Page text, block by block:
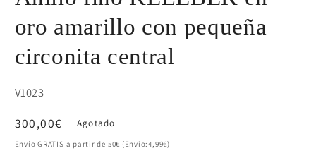
oro amarillo con pequeña
circonita central
SKU:
V1023
Precio
habitual
300,00€ Agotado
Envío GRATIS a partir de 50€ (Envio:4,99€)